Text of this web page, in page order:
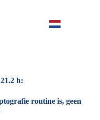
h:
routine is, geen